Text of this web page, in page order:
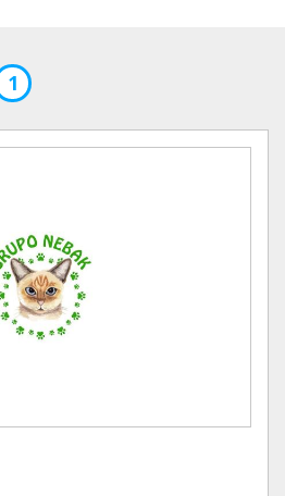
1